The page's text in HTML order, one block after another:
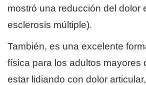
mostró una reducción del dolor
esclerosis múltiple).
También, es una excelente
física para los adultos mayores
estar lidiando con dolor